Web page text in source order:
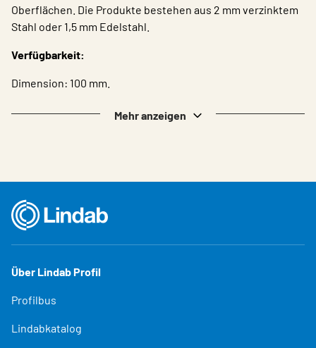
Oberflächen. Die Produkte bestehen aus 2 mm verzinktem
Stahl oder 1,5 mm Edelstahl.
Verfügbarkeit:
Dimension: 100 mm.
Mehr anzeigen
Über Lindab Profil
Profilbus
Lindabkatalog